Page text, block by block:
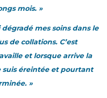
mois. »
mes soins dans le
de collations. C’est
et lorsque arrive la
suis éreintée et pourtant
»